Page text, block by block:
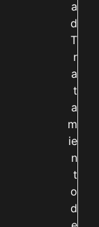
a
d
T
r
a
t
a
m
ie
n
t
o
d